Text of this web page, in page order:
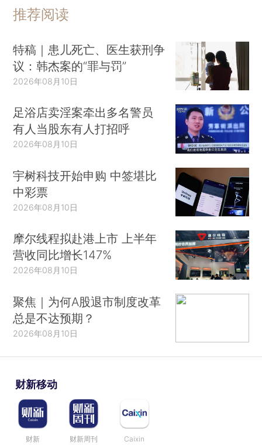
推荐阅读
特稿｜患儿死亡、医生获刑争
议：韩杰案的“罪与罚”
2026年08月10日
足浴店卖淫案牵出多名警员
有人当股东有人打招呼
2026年08月10日
宇树科技开始申购 中签堪比
中彩票
2026年08月10日
摩尔线程拟赴港上市 上半年
营收同比增长147%
2026年08月10日
聚焦｜为何A股退市制度改革
总是不达预期？
2026年08月10日
财新移动
财新 财新周刊 Caixin